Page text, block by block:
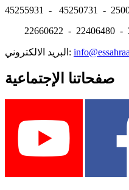
22660622 - 22406480 -
البريد الالكتروني:
صفحاتنا الإجتماعية